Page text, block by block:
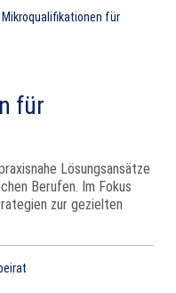
für
Lösungsansätze
Berufen. Im Fokus
zur gezielten